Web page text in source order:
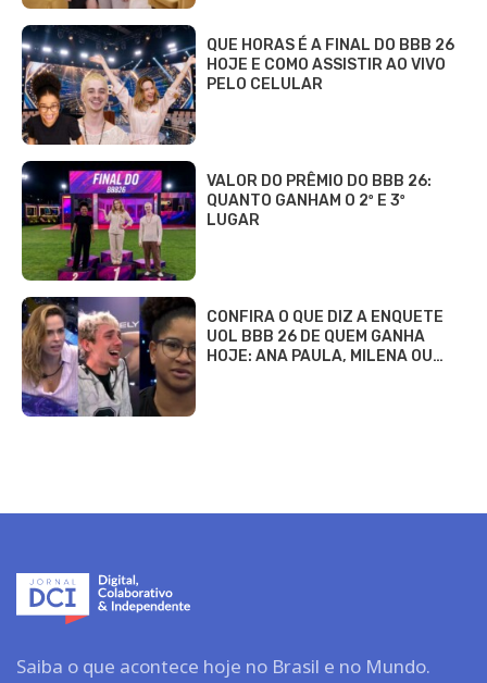
QUE HORAS É A FINAL DO BBB 26
HOJE E COMO ASSISTIR AO VIVO
PELO CELULAR
VALOR DO PRÊMIO DO BBB 26:
QUANTO GANHAM O 2º E 3º
LUGAR
CONFIRA O QUE DIZ A ENQUETE
UOL BBB 26 DE QUEM GANHA
HOJE: ANA PAULA, MILENA OU…
Saiba o que acontece hoje no Brasil e no Mundo.